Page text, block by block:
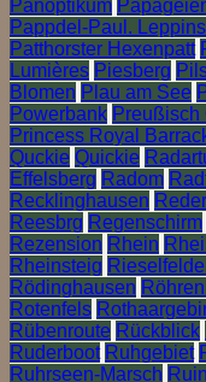
Panoptikum
Pappdel-Paul.
Patthorster Hexenpatt
Lumières Piesberg
Blomen Plau am See
Powerbank Preußisch
Princess Royal
Quckie Quickie
Effelsberg Radom
Recklinghausen
Reesbrg Regenschirm
Rezension Rhein
Rheinsteig
Rödinghausen
Rotenfels
Rübenroute Rückblick
Ruderboot Ruhgebiet
Ruhrseen-Marsch